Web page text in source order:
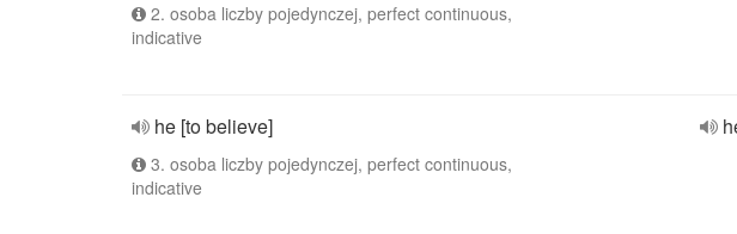
2. osoba liczby pojedynczej, perfect continuous,
indicative
he [to believe]
3. osoba liczby pojedynczej, perfect continuous,
indicative